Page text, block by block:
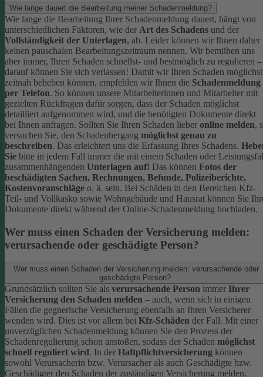
Wie lange dauert die Bearbeitung meiner Schadenmeldung?
Wie lange die Bearbeitung Ihrer Schadenmeldung dauert, hängt von
unterschiedlichen Faktoren, wie der Art des Schadens und der
Vollständigkeit der Unterlagen, ab. Leider können wir Ihnen daher
keinen pauschalen Bearbeitungszeitraum nennen. Wir bemühen uns
aber immer, Ihren Schaden schnellst- und bestmöglich zu regulieren –
darauf können Sie sich verlassen! Damit wir Ihren Schaden möglichst
zeitnah beheben können, empfehlen wir Ihnen die Schadenmeldung
per Telefon. So können unsere Mitarbeiterinnen und Mitarbeiter mit
gezielten Rückfragen dafür sorgen, dass der Schaden möglichst
detailliert aufgenommen wird, und die benötigten Dokumente direkt
bei Ihnen anfragen. Sollten Sie Ihren Schaden lieber online melden,
versuchen Sie, den Schadenhergang möglichst genau zu
beschreiben. Das erleichtert uns die Erfassung Ihres Schadens.
Sie bitte in jedem Fall immer die mit einem Schaden oder
zusammenhängenden Unterlagen auf! Das können Fotos der
beschädigten Sachen, Rechnungen, Befunde, Polizeiberichte,
Kostenvoranschläge o. ä. sein. Bei Schäden in den Bereichen Kfz-
Teil- und Vollkasko sowie Wohngebäude und Hausrat können Sie
Dokumente direkt während der Online-Schadenmeldung hochladen.
Wer muss einen Schaden der Versicherung melden:
verursachende oder geschädigte Person?
Wer muss einen Schaden der Versicherung melden: verursachende oder
geschädigte Person?
Grundsätzlich sollten Sie als verursachende Person immer Ihrer
Versicherung den Schaden melden – auch, wenn sich in einigen
Fällen die gegnerische Versicherung ebenfalls an Ihren Versicherer
wenden wird. Dies ist vor allem bei Kfz-Schäden der Fall. Mit einer
unverzüglichen Schadenmeldung können Sie den Prozess der
Schadenregulierung schon anstoßen, sodass der Schaden möglichst
schnell reguliert wird. In der Haftpflichtversicherung können
sowohl Verursacherin bzw. Verursacher als auch Geschädigte bzw.
Geschädigter den Schaden der zuständigen Versicherung melden.